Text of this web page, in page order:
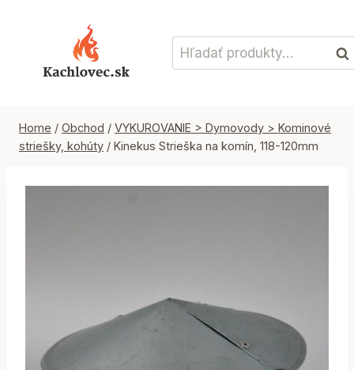
Hľadať:
Home / Obchod / VYKUROVANIE > Dymovody > Kominové
striešky, kohúty / Kinekus Strieška na komín, 118-120mm